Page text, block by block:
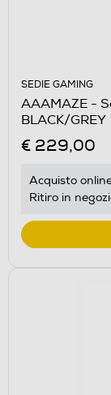
SEDIE GAMING
AAAMAZE -
BLACK/GREY
€ 229,00
Acquisto
Ritiro in